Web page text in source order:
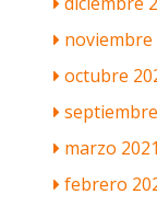
noviembre
octubre
marzo 2021
febrero